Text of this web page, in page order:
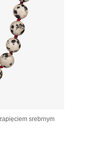
srebrnym